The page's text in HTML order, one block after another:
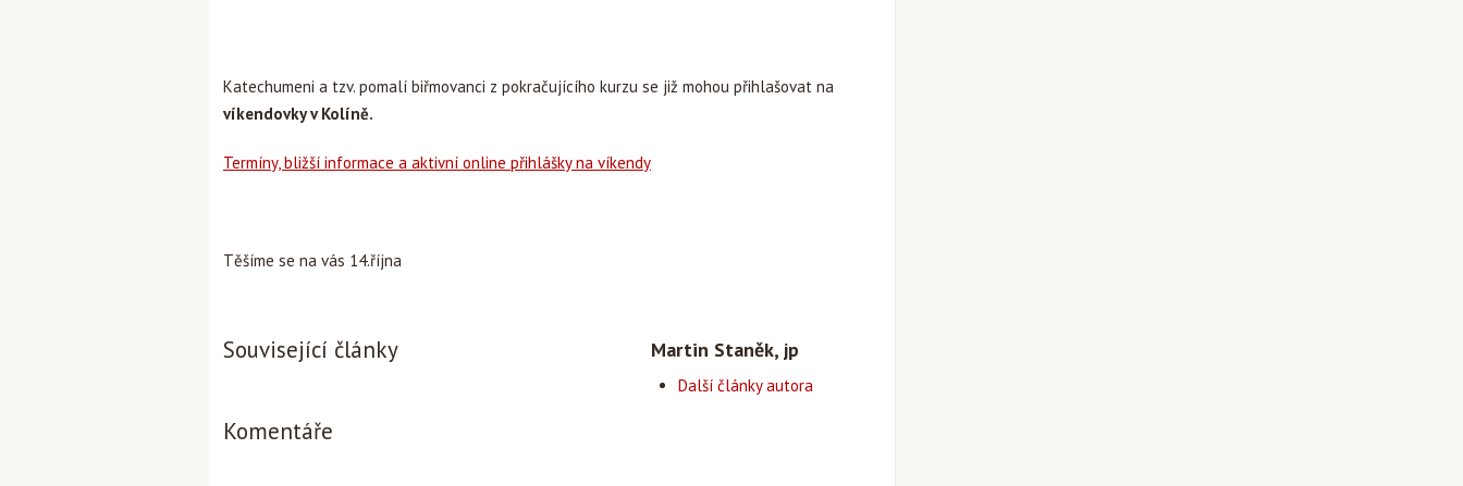
Katechumeni a tzv. pomalí biřmovanci z pokračujícího kurzu se již mohou přihlašovat na
víkendovky v Kolíně.
Termíny, bližší informace a aktivní online přihlášky na víkendy
Těšíme se na vás 14.října
Související články Martin Staněk, jp
Další články autora
Komentáře